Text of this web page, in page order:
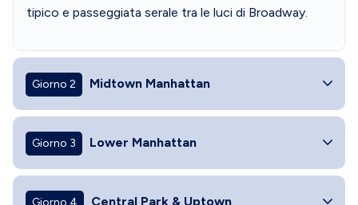
tipico e passeggiata serale tra le luci di Broadway.
Giorno 2 Midtown Manhattan
Giorno 3 Lower Manhattan
Giorno 4 Central Park & Uptown